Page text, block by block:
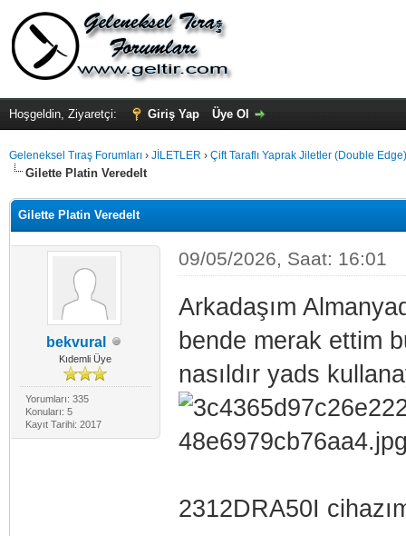
Hoşgeldin, Ziyaretçi: Giriş Yap Üye Ol
Geleneksel Tıraş Forumları › JİLETLER › Çift Taraflı Yaprak Jiletler (Double Edge)
Gilette Platin Veredelt
Gilette Platin Veredelt
bekvural
Kıdemli Üye
Yorumları: 335
Konuları: 5
Kayıt Tarihi: 2017
09/05/2026, Saat: 16:01
Arkadaşım
bende merak ettim
nasıldır yads
2312DRA50I